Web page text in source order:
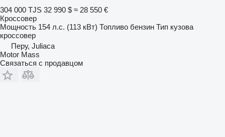
304 000 TJS 32 990 $ ≈ 28 550 €
Кроссовер
Мощность 154 л.с. (113 кВт) Топливо бензин Тип кузова
кроссовер
Перу, Juliaca
Motor Mass
Связаться с продавцом